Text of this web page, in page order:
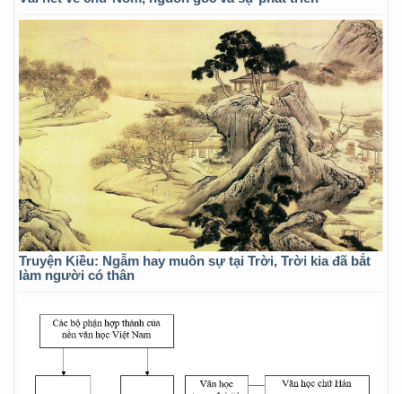
Truyện Kiều: Ngẫm hay muôn sự tại Trời, Trời kia đã bắt
làm người có thân